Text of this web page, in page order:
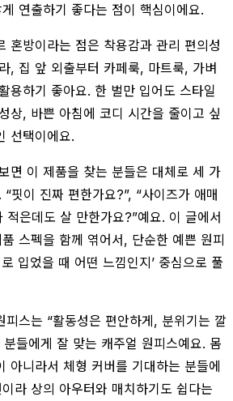
연출하기 좋다는 점이 핵심이에요.
혼방이라는 점은 착용감과 관리 편의성
, 집 앞 외출부터 카페룩, 마트룩, 가벼
용하기 좋아요. 한 벌만 입어도 스타일
상, 바쁜 아침에 코디 시간을 줄이고 싶
선택이에요.
면 이 제품을 찾는 분들은 대체로 세 가
핏이 진짜 편한가요?”, “사이즈가 애매
적은데도 살 만한가요?”예요. 이 글에서
스펙을 함께 엮어서, 단순한 예쁜 원피
입었을 때 어떤 느낌인지’ 중심으로 풀
스는 “활동성은 편안하게, 분위기는 깔
들에게 잘 맞는 캐주얼 원피스예요. 몸
아니라서 체형 커버를 기대하는 분들에
라 상의 아우터와 매치하기도 쉽다는